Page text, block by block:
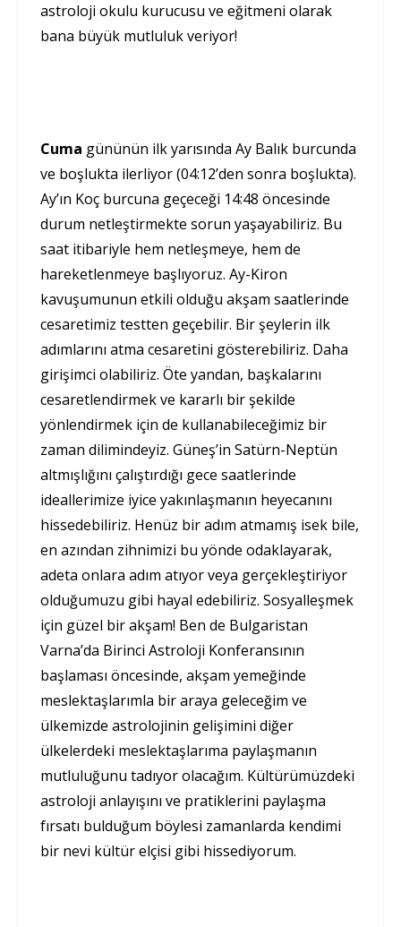
astroloji okulu kurucusu ve eğitmeni olarak
bana büyük mutluluk veriyor!
Cuma gününün ilk yarısında Ay Balık burcunda
ve boşlukta ilerliyor (04:12’den sonra boşlukta).
Ay’ın Koç burcuna geçeceği 14:48 öncesinde
durum netleştirmekte sorun yaşayabiliriz. Bu
saat itibariyle hem netleşmeye, hem de
hareketlenmeye başlıyoruz. Ay-Kiron
kavuşumunun etkili olduğu akşam saatlerinde
cesaretimiz testten geçebilir. Bir şeylerin ilk
adımlarını atma cesaretini gösterebiliriz. Daha
girişimci olabiliriz. Öte yandan, başkalarını
cesaretlendirmek ve kararlı bir şekilde
yönlendirmek için de kullanabileceğimiz bir
zaman dilimindeyiz. Güneş’in Satürn-Neptün
altmışlığını çalıştırdığı gece saatlerinde
ideallerimize iyice yakınlaşmanın heyecanını
hissedebiliriz. Henüz bir adım atmamış isek bile,
en azından zihnimizi bu yönde odaklayarak,
adeta onlara adım atıyor veya gerçekleştiriyor
olduğumuzu gibi hayal edebiliriz. Sosyalleşmek
için güzel bir akşam! Ben de Bulgaristan
Varna’da Birinci Astroloji Konferansının
başlaması öncesinde, akşam yemeğinde
meslektaşlarımla bir araya geleceğim ve
ülkemizde astrolojinin gelişimini diğer
ülkelerdeki meslektaşlarıma paylaşmanın
mutluluğunu tadıyor olacağım. Kültürümüzdeki
astroloji anlayışını ve pratiklerini paylaşma
fırsatı bulduğum böylesi zamanlarda kendimi
bir nevi kültür elçisi gibi hissediyorum.